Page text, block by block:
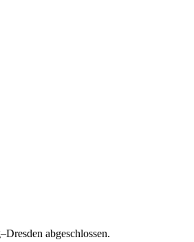
abgeschlossen.